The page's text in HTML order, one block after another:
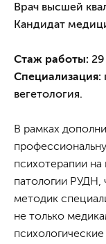
Врач высшей
Кандидат
Стаж работы: 29
Специализация:
вегетология.
В рамках
психотерапии
патологии РУДН,
методик
не только